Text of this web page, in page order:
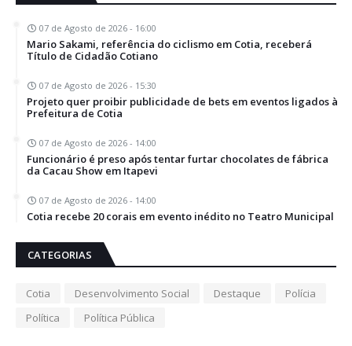
07 de Agosto de 2026 - 16:00
Mario Sakami, referência do ciclismo em Cotia, receberá
Título de Cidadão Cotiano
07 de Agosto de 2026 - 15:30
Projeto quer proibir publicidade de bets em eventos ligados à
Prefeitura de Cotia
07 de Agosto de 2026 - 14:00
Funcionário é preso após tentar furtar chocolates de fábrica
da Cacau Show em Itapevi
07 de Agosto de 2026 - 14:00
Cotia recebe 20 corais em evento inédito no Teatro Municipal
CATEGORIAS
Cotia Desenvolvimento Social Destaque
Polícia
Política
Política Pública